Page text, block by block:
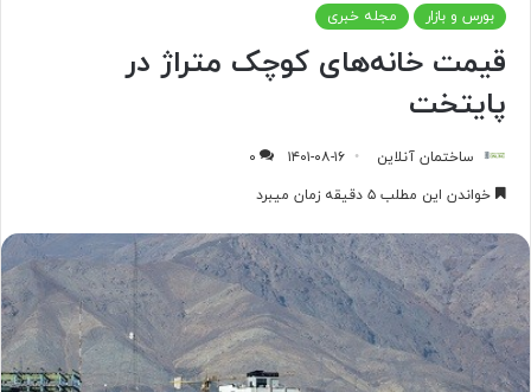
بورس و بازار مجله خبری
قیمت خانه‌های کوچک متراژ در
پایتخت
ساختمان آنلاین ۱۴۰۱-۰۸-۱۶
۰
خواندن این مطلب ۵ دقیقه زمان میبرد